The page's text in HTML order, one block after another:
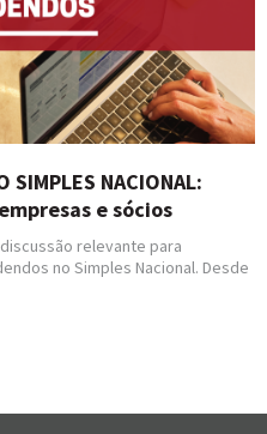
SIMPLES NACIONAL:
e sócios
discussão relevante para
no Simples Nacional. Desde